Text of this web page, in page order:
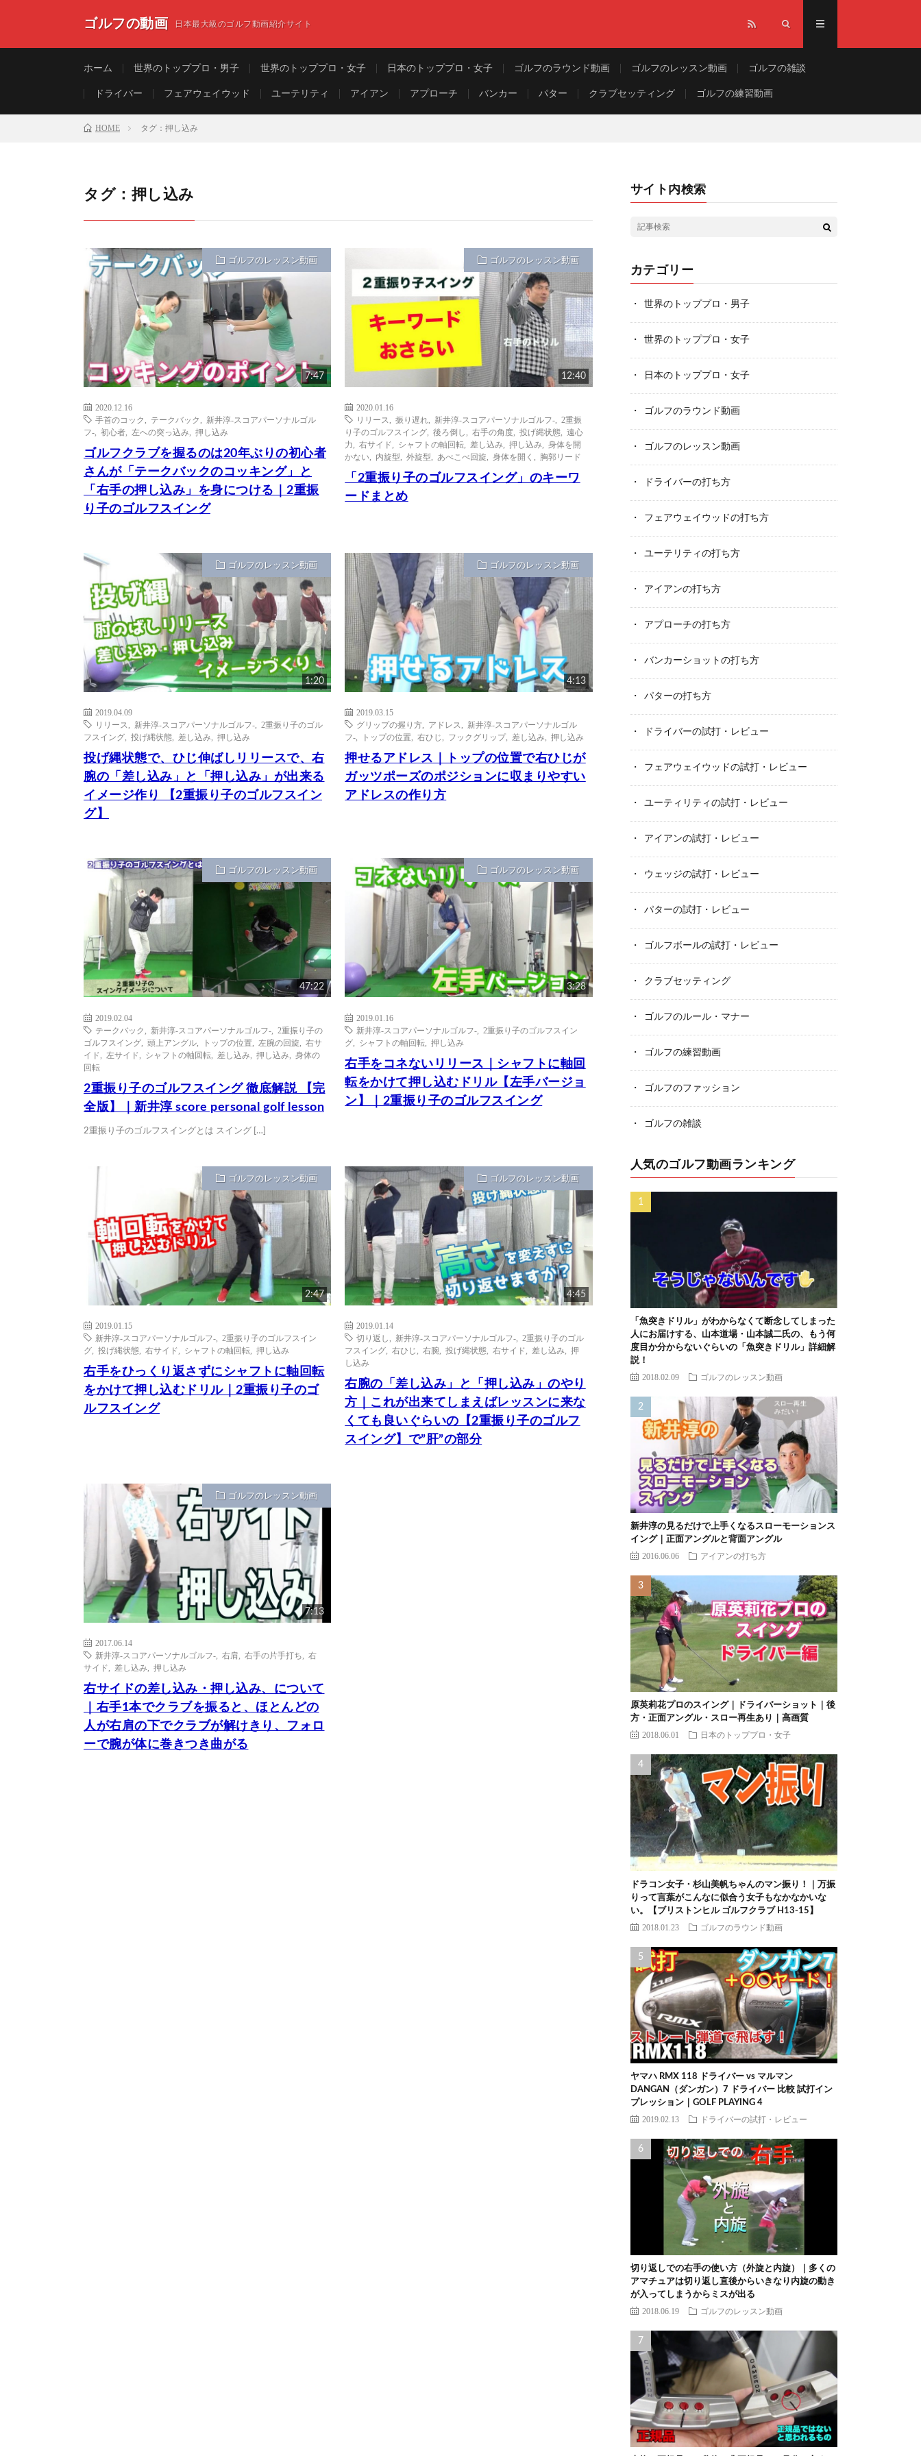
ゴルフの動画 日本最大級のゴルフ動画紹介サイト
ホーム 世界のトッププロ・男子 世界のトッププロ・女子 日本のトッププロ・女子 ゴルフのラウンド動画 ゴルフのレッスン動画 ゴルフの雑談
ドライバー フェアウェイウッド ユーテリティ アイアン アプローチ バンカー パター クラブセッティング ゴルフの練習動画
HOME タグ：押し込み
タグ：押し込み
ゴルフのレッスン動画
7:47
2020.12.16
手首のコック
テークバック
新井淳-スコアパーソナルゴル
フ-
初心者 左への突っ込み 押し込み
ゴルフクラブを握るのは20年ぶりの初心者
さんが「テークバックのコッキング」と
「右手の押し込み」を身につける｜2重振
り子のゴルフスイング
ゴルフのレッスン動画
12:40
2020.01.16
リリース
,振り遅れ 新井淳-スコアパーソナルゴルフ- ,2重振
り子のゴルフスイング ,後ろ倒し ,右手の角度 ,投げ縄状態 ,遠心
力
,右サイド シャフトの軸回転 差し込み ,押し込み ,身体を開
かない
内旋型 ,外旋型 あべこべ回旋 ,身体を開く 胸郭リード
「2重振り子のゴルフスイング」のキーワ
ードまとめ
ゴルフのレッスン動画
1:20
2019.04.09
リリース
新井淳-スコアパーソナルゴルフ-
2重振り子のゴル
フスイング
投げ縄状態 差し込み 押し込み
投げ縄状態で、ひじ伸ばしリリースで、右
腕の「差し込み」と「押し込み」が出来る
イメージ作り 【2重振り子のゴルフスイン
グ】
ゴルフのレッスン動画
4:13
2019.03.15
グリップの握り方
アドレス
新井淳-スコアパーソナルゴル
フ-
トップの位置 ,右ひじ フックグリップ, 差し込み ,押し込み
押せるアドレス｜トップの位置で右ひじが
ガッツポーズのポジションに収まりやすい
アドレスの作り方
ゴルフのレッスン動画
47:22
2019.02.04
テークバック
新井淳-スコアパーソナルゴルフ-
2重振り子の
ゴルフスイング
頭上アングル トップの位置 左腕の回旋
右サ
イド
左サイド シャフトの軸回転 差し込み 押し込み
身体の
回転
2重振り子のゴルフスイング 徹底解説 【完
全版】｜新井淳 score personal golf lesson
2重振り子のゴルフスイングとは スイング […]
ゴルフのレッスン動画
3:28
2019.01.16
新井淳-スコアパーソナルゴルフ- ,2重振り子のゴルフスイン
グ
シャフトの軸回転 ,押し込み
右手をコネないリリース｜シャフトに軸回
転をかけて押し込むドリル【左手バージョ
ン】｜2重振り子のゴルフスイング
ゴルフのレッスン動画
2:47
2019.01.15
新井淳-スコアパーソナルゴルフ-
2重振り子のゴルフスイン
グ
投げ縄状態 右サイド シャフトの軸回転 押し込み
右手をひっくり返さずにシャフトに軸回転
をかけて押し込むドリル｜2重振り子のゴ
ルフスイング
ゴルフのレッスン動画
4:45
2019.01.14
切り返し
新井淳-スコアパーソナルゴルフ- ,2重振り子のゴル
フスイング ,右ひじ ,右腕 ,投げ縄状態 ,右サイド 差し込み ,押
し込み
右腕の「差し込み」と「押し込み」のやり
方｜これが出来てしまえばレッスンに来な
くても良いぐらいの【2重振り子のゴルフ
スイング】で”肝”の部分
ゴルフのレッスン動画
7:13
2017.06.14
新井淳-スコアパーソナルゴルフ-
右肩 右手の片手打ち
右
サイド
差し込み 押し込み
右サイドの差し込み・押し込み、について
｜右手1本でクラブを振ると、ほとんどの
人が右肩の下でクラブが解けきり、フォロ
ーで腕が体に巻きつき曲がる
サイト内検索
カテゴリー
世界のトッププロ・男子
世界のトッププロ・女子
日本のトッププロ・女子
ゴルフのラウンド動画
ゴルフのレッスン動画
ドライバーの打ち方
フェアウェイウッドの打ち方
ユーテリティの打ち方
アイアンの打ち方
アプローチの打ち方
バンカーショットの打ち方
パターの打ち方
ドライバーの試打・レビュー
フェアウェイウッドの試打・レビュー
ユーティリティの試打・レビュー
アイアンの試打・レビュー
ウェッジの試打・レビュー
パターの試打・レビュー
ゴルフボールの試打・レビュー
クラブセッティング
ゴルフのルール・マナー
ゴルフの練習動画
ゴルフのファッション
ゴルフの雑談
人気のゴルフ動画ランキング
「魚突きドリル」がわからなくて断念してしまった
人にお届けする、山本道場・山本誠二氏の、もう何
度目か分からないぐらいの「魚突きドリル」詳細解
説！
2018.02.09 ゴルフのレッスン動画
新井淳の見るだけで上手くなるスローモーションス
イング｜正面アングルと背面アングル
2016.06.06 アイアンの打ち方
原英莉花プロのスイング｜ドライバーショット｜後
方・正面アングル・スロー再生あり｜高画質
2018.06.01 日本のトッププロ・女子
ドラコン女子・杉山美帆ちゃんのマン振り！｜万振
りって言葉がこんなに似合う女子もなかなかいな
い。【ブリストンヒル ゴルフクラブ H13-15】
2018.01.23 ゴルフのラウンド動画
ヤマハ RMX 118 ドライバー vs マルマン
DANGAN（ダンガン）7 ドライバー 比較 試打イン
プレッション｜GOLF PLAYING 4
2019.02.13 ドライバーの試打・レビュー
切り返しでの右手の使い方（外旋と内旋）｜多くの
アマチュアは切り返し直後からいきなり内旋の動き
が入ってしまうからミスが出る
2018.06.19 ゴルフのレッスン動画